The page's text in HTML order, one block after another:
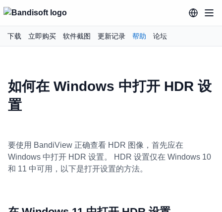
下载 立即购买 软件截图 更新记录 帮助 论坛
如何在 Windows 中打开 HDR 设
置
要使用 BandiView 正确查看 HDR 图像，首先应在
Windows 中打开 HDR 设置。 HDR 设置仅在 Windows 10
和 11 中可用，以下是打开设置的方法。